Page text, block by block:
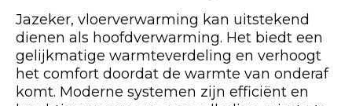
Jazeker, vloerverwarming kan uitstekend
dienen als hoofdverwarming. Het biedt een
gelijkmatige warmteverdeling en verhoogt
het comfort doordat de warmte van onderaf
komt. Moderne systemen zijn efficiënt en